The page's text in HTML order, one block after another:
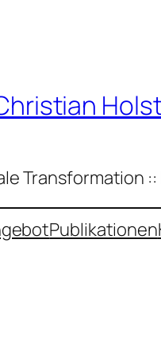
Transformation
Publikationen